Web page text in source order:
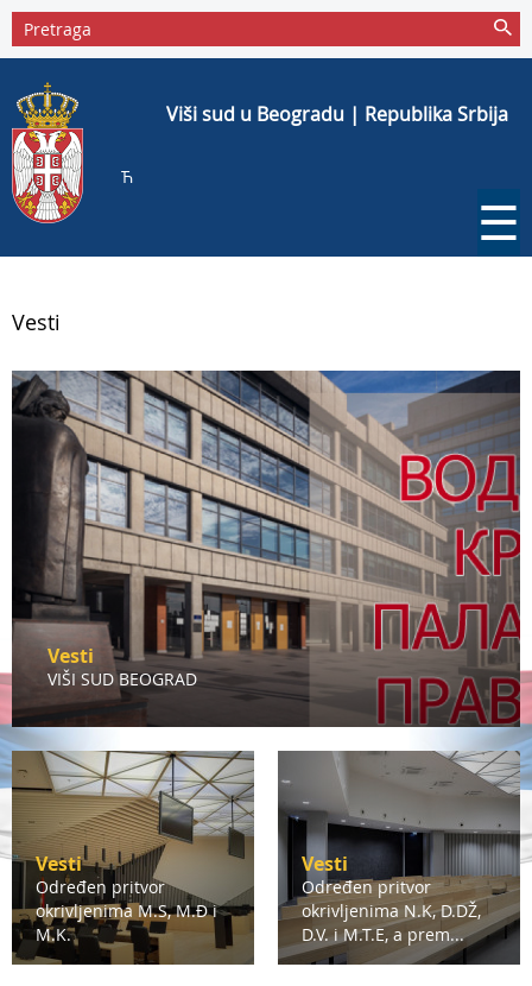
Viši sud u Beogradu | Republika Srbija
Ћ
☰
Vesti
Vesti
VIŠI SUD BEOGRAD
Vesti
Određen pritvor
okrivljenima M.S, M.Đ i
M.K.
Vesti
Određen pritvor
okrivljenima N.K, D.DŽ,
D.V. i M.T.E, a prem...